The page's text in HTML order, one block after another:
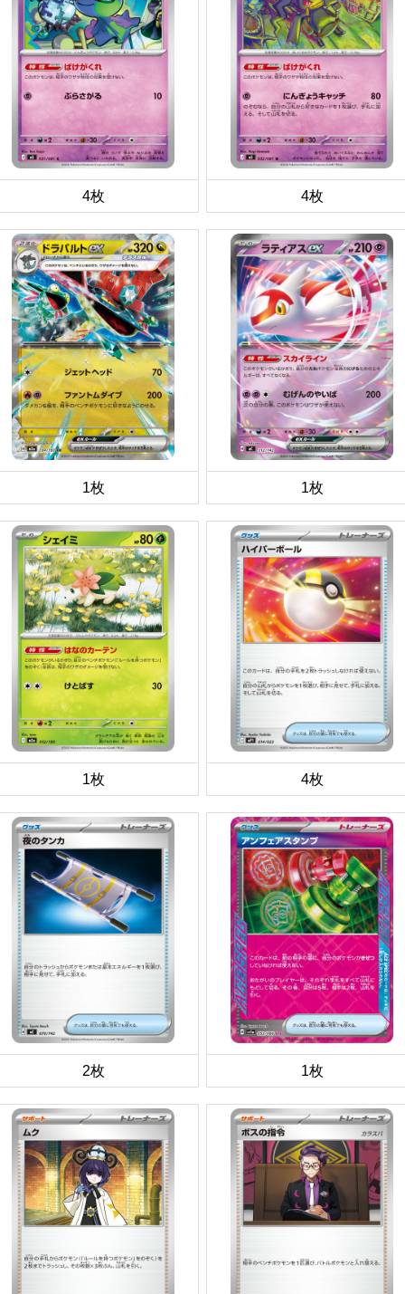
4枚 4枚
1枚 1枚
1枚 4枚
2枚 1枚